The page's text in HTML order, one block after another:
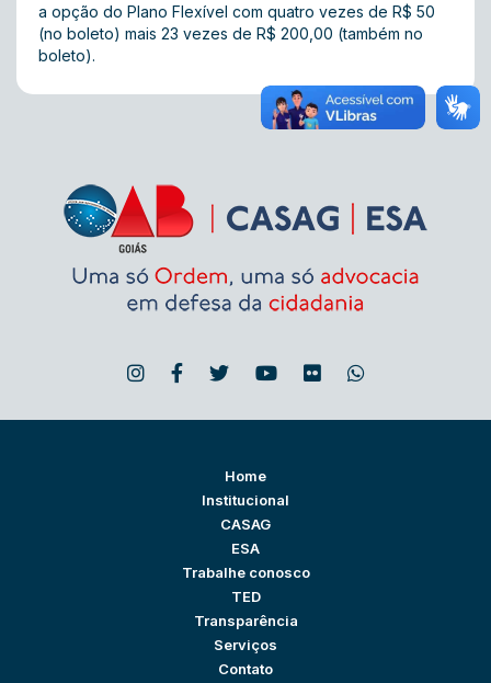
a opção do Plano Flexível com quatro vezes de R$ 50
(no boleto) mais 23 vezes de R$ 200,00 (também no
boleto).
Home
Institucional
CASAG
ESA
Trabalhe conosco
TED
Transparência
Serviços
Contato